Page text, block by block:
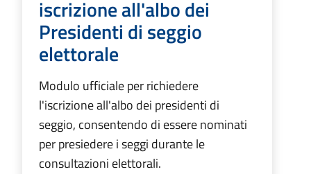
iscrizione all'albo dei
Presidenti di seggio
elettorale
Modulo ufficiale per richiedere
l'iscrizione all'albo dei presidenti di
seggio, consentendo di essere nominati
per presiedere i seggi durante le
consultazioni elettorali.